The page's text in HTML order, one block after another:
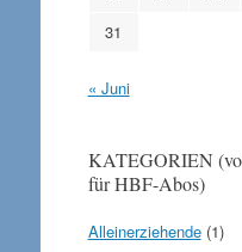
31
« Juni
KATEGORIEN
für HBF-Abos)
Alleinerziehende(1)